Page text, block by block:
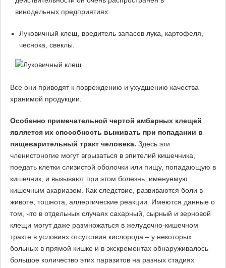
Луковичный клещ, вредитель запасов лука, картофеля,
чеснока, свеклы.
Все они приводят к повреждению и ухудшению качества
хранимой продукции.
Особенно примечательной чертой амбарных клещей
является их способность выживать при попадании в
пищеварительный тракт человека. Здесь эти
членистоногие могут вгрызаться в эпителий кишечника,
поедать клетки слизистой оболочки или пищу, попадающую в
кишечник, и вызывают при этом болезнь, именуемую
кишечным акариазом. Как следствие, развиваются боли в
животе, тошнота, аллергические реакции. Имеются данные о
том, что в отдельных случаях сахарный, сырный и зерновой
клещи могут даже размножаться в желудочно-кишечном
тракте в условиях отсутствия кислорода – у некоторых
больных в прямой кишке и в экскрементах обнаруживалось
большое количество этих паразитов на разных стадиях